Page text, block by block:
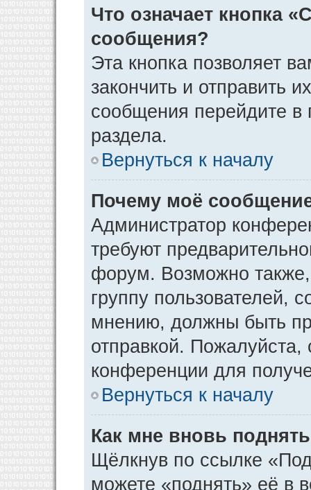
Что означает кнопка
сообщения?
Эта кнопка позволяет
закончить и отправить
сообщения перейдите в
раздела.
Вернуться к началу
Почему моё
Администратор
требуют
форум. Возможно
группу пользователей,
мнению, должны быть
отправкой.
конференции для
Вернуться к началу
Как мне вновь
Щёлкнув по ссылке
можете «поднять» её в